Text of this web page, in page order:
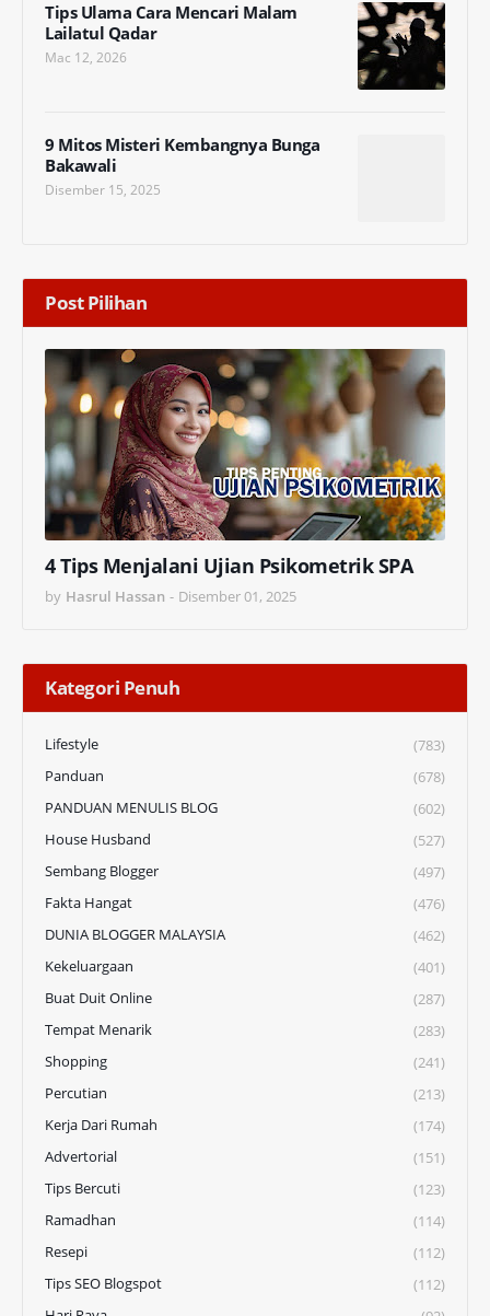
Tips Ulama Cara Mencari Malam
Lailatul Qadar
Mac 12, 2026
9 Mitos Misteri Kembangnya Bunga
Bakawali
Disember 15, 2025
Post Pilihan
4 Tips Menjalani Ujian Psikometrik SPA
by Hasrul Hassan - Disember 01, 2025
Kategori Penuh
Lifestyle
(783)
Panduan
(678)
PANDUAN MENULIS BLOG
(602)
House Husband
(527)
Sembang Blogger
(497)
Fakta Hangat
(476)
DUNIA BLOGGER MALAYSIA
(462)
Kekeluargaan
(401)
Buat Duit Online
(287)
Tempat Menarik
(283)
Shopping
(241)
Percutian
(213)
Kerja Dari Rumah
(174)
Advertorial
(151)
Tips Bercuti
(123)
Ramadhan
(114)
Resepi
(112)
Tips SEO Blogspot
(112)